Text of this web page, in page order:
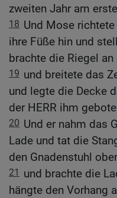
zweiten Jahr am
18 Und Mose
ihre Füße hin und
brachte die Riegel
19 und breitete das
und legte die Decke
der HERR ihm
20 Und er nahm das
Lade und tat die
den Gnadenstuhl
21
und brachte die
hängte den Vorhang